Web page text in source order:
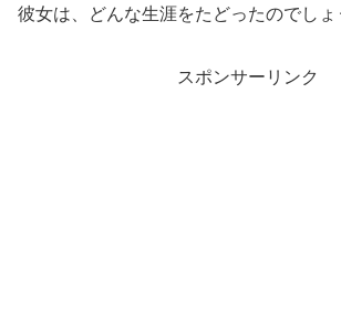
彼女は、どんな生涯をたどったのでしょ
スポンサーリンク